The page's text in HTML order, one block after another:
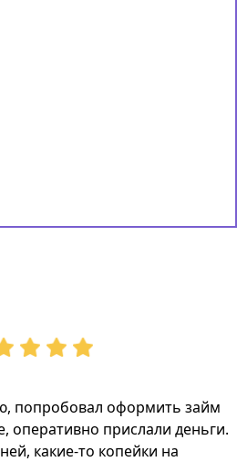
попробовал оформить займ
оперативно прислали деньги.
какие-то копейки на